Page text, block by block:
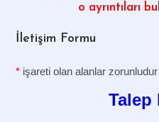
o ayrıntıları
İletişim Formu
* işareti olan alanlar zorunludur
Talep